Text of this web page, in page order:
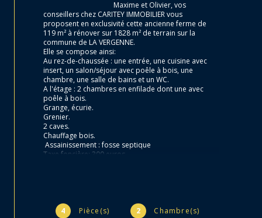
4 Pièce(s) 2
Chambre(s)
conseillers chez CARITEY IMMOBILIER vous
proposent en exclusivité cette ancienne ferme de
119 m² à rénover sur 1828 m² de terrain sur la
commune de LA VERGENNE.
Elle se compose ainsi:
Au rez-de-chaussée : une entrée, une cuisine avec
insert, un salon/séjour avec poêle à bois, une
chambre, une salle de bains et un WC.
A l'étage : 2 chambres en enfilade dont une avec
poêle à bois.
Grange, écurie.
Grenier.
2 caves.
Chauffage bois.
Taxe foncière: 300 euros.